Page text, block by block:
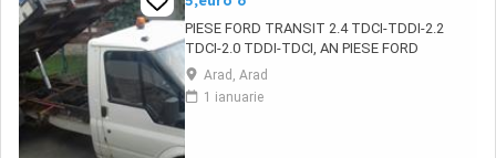
PIESE FORD TRANSIT 2.4 TDCI-TDDI-2.2
TDCI-2.0 TDDI-TDCI, AN PIESE FORD
TRANSIT EURO 3-4 SI 5 si 6, MOTOR
2.4TDCI-TDDI-2.2 TDCI-2.0 TDCI-TDDI, CUTIE
5 SI 6 VITEZE,CHIULOASE,GRUPURI PUNTE
Arad, Arad
1 ianuarie